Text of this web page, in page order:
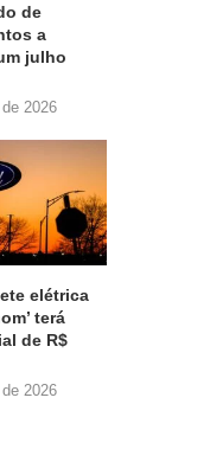
de
a
julho
2026
elétrica
terá
de R$
2026